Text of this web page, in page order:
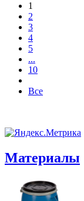
1
2
3
4
5
...
10
Все
Материалы